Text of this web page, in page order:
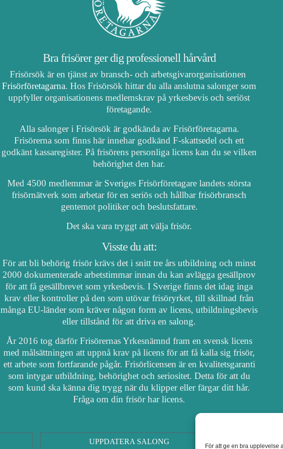
För att ge en bra upplevelse
Bra frisörer ger dig professionell hårvård
Frisörsök är en tjänst av bransch- och arbetsgivarorganisationen
Frisörföretagarna. Hos Frisörsök hittar du alla anslutna salonger som
uppfyller organisationens medlemskrav på yrkesbevis och seriöst
företagande.
Alla salonger i Frisörsök är godkända av Frisörföretagarna.
Frisörerna som finns här innehar godkänd F-skattsedel och ett
godkänt kassaregister. På frisörens personliga licens kan du se vilken
behörighet den har.
Med 4500 medlemmar är Sveriges Frisörföretagare landets största
frisörnätverk som arbetar för en seriös och hållbar frisörbransch
gentemot politiker och beslutsfattare.
Det ska vara tryggt att välja frisör.
Visste du att:
För att bli behörig frisör krävs det i snitt tre års utbildning och minst
2000 dokumenterade arbetstimmar innan du kan avlägga gesällprov
för att få gesällbrevet som yrkesbevis. I Sverige finns det idag inga
krav eller kontroller på den som utövar frisöryrket, till skillnad från
många EU-länder som kräver någon form av licens, utbildningsbevis
eller tillstånd för att driva en salong.
År 2016 tog därför Frisörernas Yrkesnämnd fram en svensk licens
med målsättningen att uppnå krav på licens för att få kalla sig frisör,
ett arbete som fortfarande pågår. Frisörlicensen är en kvalitetsgaranti
som intygar utbildning, behörighet och seriositet. Detta för att du
som kund ska känna dig trygg när du klipper eller färgar ditt hår.
Fråga om din frisör har licens.
UPPDATERA SALONG